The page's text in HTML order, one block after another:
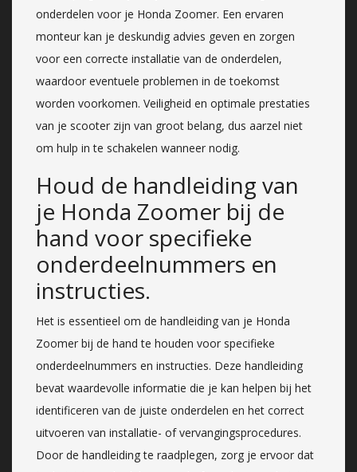
onderdelen voor je Honda Zoomer. Een ervaren
monteur kan je deskundig advies geven en zorgen
voor een correcte installatie van de onderdelen,
waardoor eventuele problemen in de toekomst
worden voorkomen. Veiligheid en optimale prestaties
van je scooter zijn van groot belang, dus aarzel niet
om hulp in te schakelen wanneer nodig.
Houd de handleiding van
je Honda Zoomer bij de
hand voor specifieke
onderdeelnummers en
instructies.
Het is essentieel om de handleiding van je Honda
Zoomer bij de hand te houden voor specifieke
onderdeelnummers en instructies. Deze handleiding
bevat waardevolle informatie die je kan helpen bij het
identificeren van de juiste onderdelen en het correct
uitvoeren van installatie- of vervangingsprocedures.
Door de handleiding te raadplegen, zorg je ervoor dat